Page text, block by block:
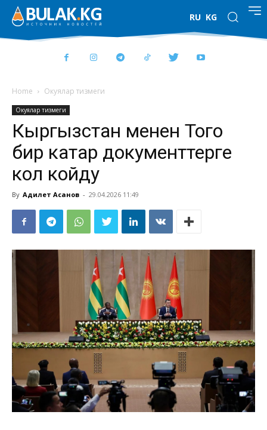
RU KG
Home Окуялар тизмеги
Окуялар тизмеги
Кыргызстан менен Того
бир катар документтерге
кол койду
By Адилет Асанов - 29.04.2026 11:49